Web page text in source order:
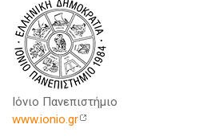
Ιόνιο Πανεπιστήμιο
www.ionio.gr